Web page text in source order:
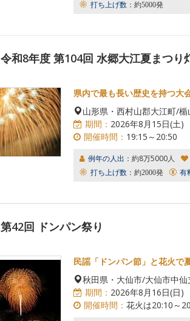
打ち上げ数： 約5000発
令和8年度 第104回 水郷大江夏まつり
県内で最も長い歴史を持つ大
山形県・西村山郡大江町/
期間： 2026年8月15日(土)
開催時間： 19:15～20:50
例年の人出： 約8万5000人
打ち上げ数： 約2000発 有
第42回 ドンパン祭り
民謡「ドンパン節」と花火で
秋田県・大仙市/大仙市中仙
期間： 2026年8月16日(日)
開催時間： 花火は20:10～